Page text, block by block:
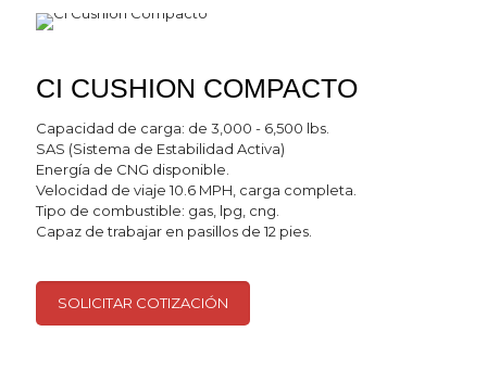
CI CUSHION COMPACTO
Capacidad de carga: de 3,000 - 6,500 lbs.
SAS (Sistema de Estabilidad Activa)
Energía de CNG disponible.
Velocidad de viaje 10.6 MPH, carga completa.
Tipo de combustible: gas, lpg, cng.
Capaz de trabajar en pasillos de 12 pies.
SOLICITAR COTIZACIÓN